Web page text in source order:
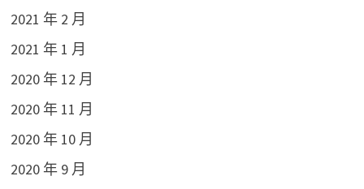
2021 年 2 月
2021 年 1 月
2020 年 12 月
2020 年 11 月
2020 年 10 月
2020 年 9 月